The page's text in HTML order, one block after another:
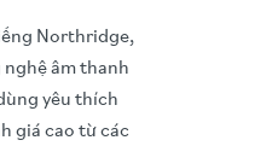
Northridge,
âm thanh
yêu thích
giá cao từ các